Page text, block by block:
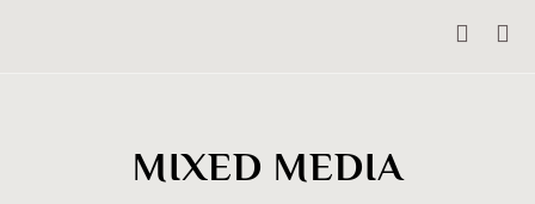
MIXED MEDIA